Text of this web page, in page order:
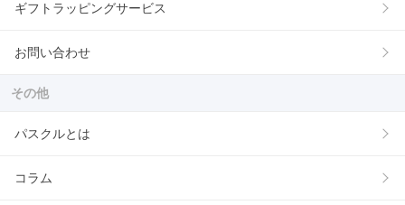
ギフトラッピングサービス
お問い合わせ
その他
パスクルとは
コラム